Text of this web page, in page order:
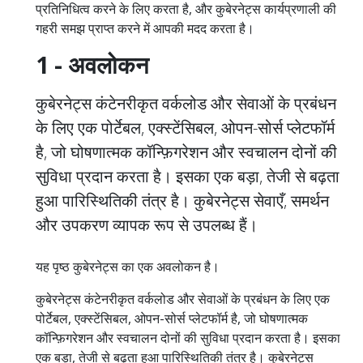
प्रतिनिधित्व करने के लिए करता है, और कुबेरनेट्स कार्यप्रणाली की
गहरी समझ प्राप्त करने में आपकी मदद करता है।
1 - अवलोकन
कुबेरनेट्स कंटेनरीकृत वर्कलोड और सेवाओं के प्रबंधन
के लिए एक पोर्टेबल, एक्स्टेंसिबल, ओपन-सोर्स प्लेटफॉर्म
है, जो घोषणात्मक कॉन्फ़िगरेशन और स्वचालन दोनों की
सुविधा प्रदान करता है। इसका एक बड़ा, तेजी से बढ़ता
हुआ पारिस्थितिकी तंत्र है। कुबेरनेट्स सेवाएँ, समर्थन
और उपकरण व्यापक रूप से उपलब्ध हैं।
यह पृष्ठ कुबेरनेट्स का एक अवलोकन है।
कुबेरनेट्स कंटेनरीकृत वर्कलोड और सेवाओं के प्रबंधन के लिए एक
पोर्टेबल, एक्स्टेंसिबल, ओपन-सोर्स प्लेटफॉर्म है, जो घोषणात्मक
कॉन्फ़िगरेशन और स्वचालन दोनों की सुविधा प्रदान करता है। इसका
एक बड़ा, तेजी से बढ़ता हुआ पारिस्थितिकी तंत्र है। कुबेरनेट्स